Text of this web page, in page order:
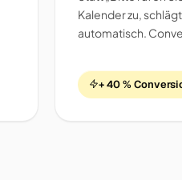
Kalender zu,
automatisch.
+ 40 %